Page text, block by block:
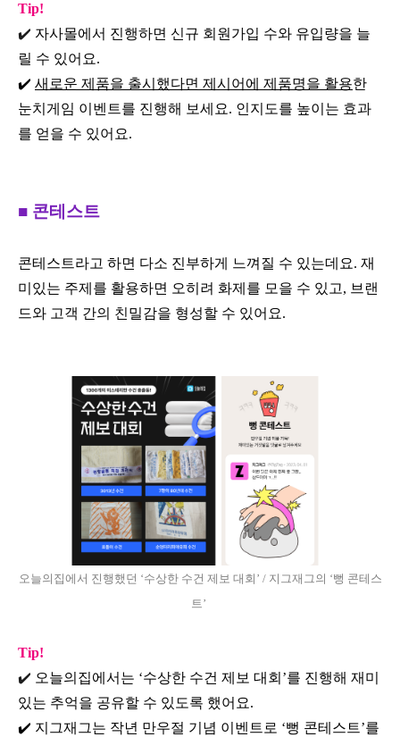
Tip!
✔️ 자사몰에서 진행하면 신규 회원가입 수와 유입량을 늘
릴 수 있어요.
✔️ 새로운 제품을 출시했다면 제시어에 제품명을 활용한
눈치게임 이벤트를 진행해 보세요. 인지도를 높이는 효과
를 얻을 수 있어요.
■ 콘테스트
콘테스트라고 하면 다소 진부하게 느껴질 수 있는데요. 재
미있는 주제를 활용하면 오히려 화제를 모을 수 있고, 브랜
드와 고객 간의 친밀감을 형성할 수 있어요.
오늘의집에서 진행했던 ‘수상한 수건 제보 대회’ / 지그재그의 ‘뻥 콘테스
트’
Tip!
✔️ 오늘의집에서는 ‘수상한 수건 제보 대회’를 진행해 재미
있는 추억을 공유할 수 있도록 했어요.
✔️ 지그재그는 작년 만우절 기념 이벤트로 ‘뻥 콘테스트’를